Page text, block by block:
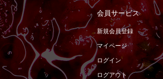
会員サービス
新規会員登録
マイページ
ログイン
ログアウト